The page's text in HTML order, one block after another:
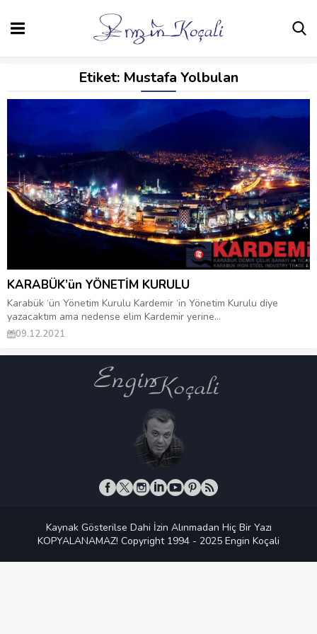
Etiket: Mustafa Yolbulan
KARABÜK’ün YÖNETİM KURULU
Karabük ‘ün Yönetim Kurulu Kardemir ‘in Yönetim Kurulu diye
yazacaktım ama nedense elim Kardemir yerine...
09.12.2021
Kaynak Gösterilse Dahi İzin Alınmadan Hiç Bir Yazı
KOPYALANAMAZ! Copyright 1994 - 2025 Engin Koçali